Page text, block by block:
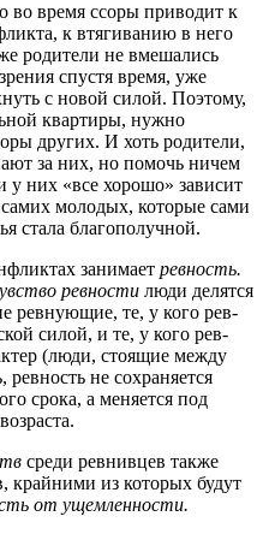
во время ссоры приводит к
к втягиванию в него
родители не вмешались
спустя время, уже
с новой силой. Поэтому,
квартиры, нужно
других. И хоть родители,
за них, но помочь ничем
у них «все хорошо» зависит
молодых, которые сами
стала благополучной.
занимает ревность.
ревности люди делятся
ревнующие, те, у кого рев­
силой, и те, у кого рев­
(люди, стоящие между
не сохраняется
срока, а меняется под
среди ревнивцев также
крайними из которых будут
от ущемленности.